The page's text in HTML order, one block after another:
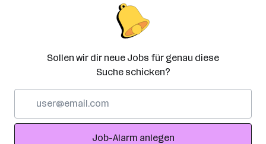
Sollen wir dir neue Jobs für genau diese
Suche schicken?
Adresse
Job-Alarm anlegen